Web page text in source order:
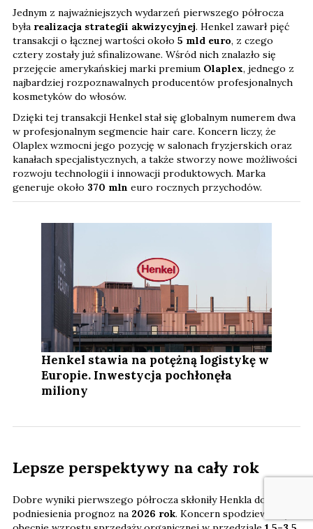
Jednym z najważniejszych wydarzeń pierwszego półrocza
była realizacja strategii akwizycyjnej. Henkel zawarł pięć
transakcji o łącznej wartości około 5 mld euro, z czego
cztery zostały już sfinalizowane. Wśród nich znalazło się
przejęcie amerykańskiej marki premium Olaplex, jednego z
najbardziej rozpoznawalnych producentów profesjonalnych
kosmetyków do włosów.
Dzięki tej transakcji Henkel stał się globalnym numerem dwa
w profesjonalnym segmencie hair care. Koncern liczy, że
Olaplex wzmocni jego pozycję w salonach fryzjerskich oraz
kanałach specjalistycznych, a także stworzy nowe możliwości
rozwoju technologii i innowacji produktowych. Marka
generuje około 370 mln euro rocznych przychodów.
Henkel stawia na potężną logistykę w
Europie. Inwestycja pochłonęła
miliony
Lepsze perspektywy na cały rok
Dobre wyniki pierwszego półrocza skłoniły Henkla do
podniesienia prognoz na 2026 rok. Koncern spodziewa się